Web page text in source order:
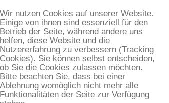
spielt bundesweit mit Bands aus den
Konzert
Wir nutzen Cookies auf unserer Website.
Einige von ihnen sind essenziell für den
Betrieb der Seite, während andere uns
helfen, diese Website und die
Nutzererfahrung zu verbessern (Tracking
Cookies). Sie können selbst entscheiden,
ob Sie die Cookies zulassen möchten.
Bitte beachten Sie, dass bei einer
Ablehnung womöglich nicht mehr alle
Funktionalitäten der Seite zur Verfügung